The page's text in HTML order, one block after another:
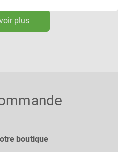
plus
boutique